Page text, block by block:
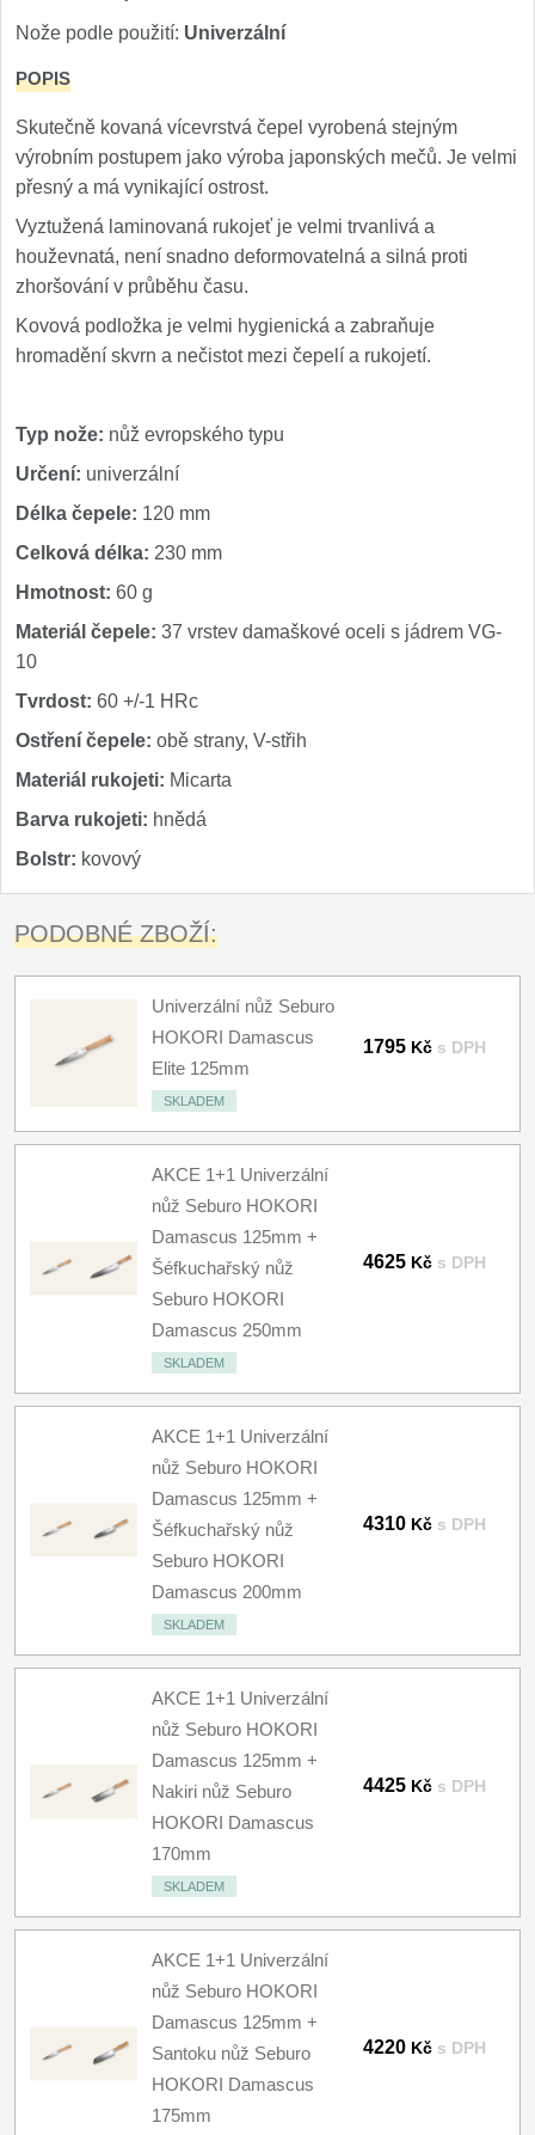
Nože Samura MO-V
Nože Samura Bamboo
Ostřiče nožů V-Sharp
Brousky na nože
Doplňky a díly 6
Doprodej 11
Značky
Nože podle použití: Univerzální
POPIS
Skutečně kovaná vícevrstvá čepel vyrobená stejným
výrobním postupem jako výroba japonských mečů. Je velmi
přesný a má vynikající ostrost.
Vyztužená laminovaná rukojeť je velmi trvanlivá a
houževnatá, není snadno deformovatelná a silná proti
zhoršování v průběhu času.
Kovová podložka je velmi hygienická a zabraňuje
hromadění skvrn a nečistot mezi čepelí a rukojetí.
Typ nože: nůž evropského typu
Určení: univerzální
Délka čepele: 120 mm
Celková délka: 230 mm
Hmotnost: 60 g
Materiál čepele: 37 vrstev damaškové oceli s jádrem VG-
10
Tvrdost: 60 +/-1 HRc
Ostření čepele: obě strany, V-střih
Materiál rukojeti: Micarta
Barva rukojeti: hnědá
Bolstr: kovový
PODOBNÉ ZBOŽÍ:
Univerzální nůž Seburo
HOKORI Damascus
Elite 125mm
SKLADEM
1795 Kč s DPH
AKCE 1+1 Univerzální
nůž Seburo HOKORI
Damascus 125mm +
Šéfkuchařský nůž
Seburo HOKORI
Damascus 250mm
SKLADEM
4625 Kč s DPH
AKCE 1+1 Univerzální
nůž Seburo HOKORI
Damascus 125mm +
Šéfkuchařský nůž
Seburo HOKORI
Damascus 200mm
SKLADEM
4310 Kč s DPH
AKCE 1+1 Univerzální
nůž Seburo HOKORI
Damascus 125mm +
Nakiri nůž Seburo
HOKORI Damascus
170mm
SKLADEM
4425 Kč s DPH
AKCE 1+1 Univerzální
nůž Seburo HOKORI
Damascus 125mm +
Santoku nůž Seburo
HOKORI Damascus
175mm
4220 Kč s DPH